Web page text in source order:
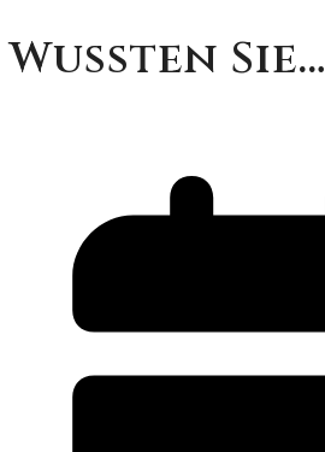
Wussten Sie…